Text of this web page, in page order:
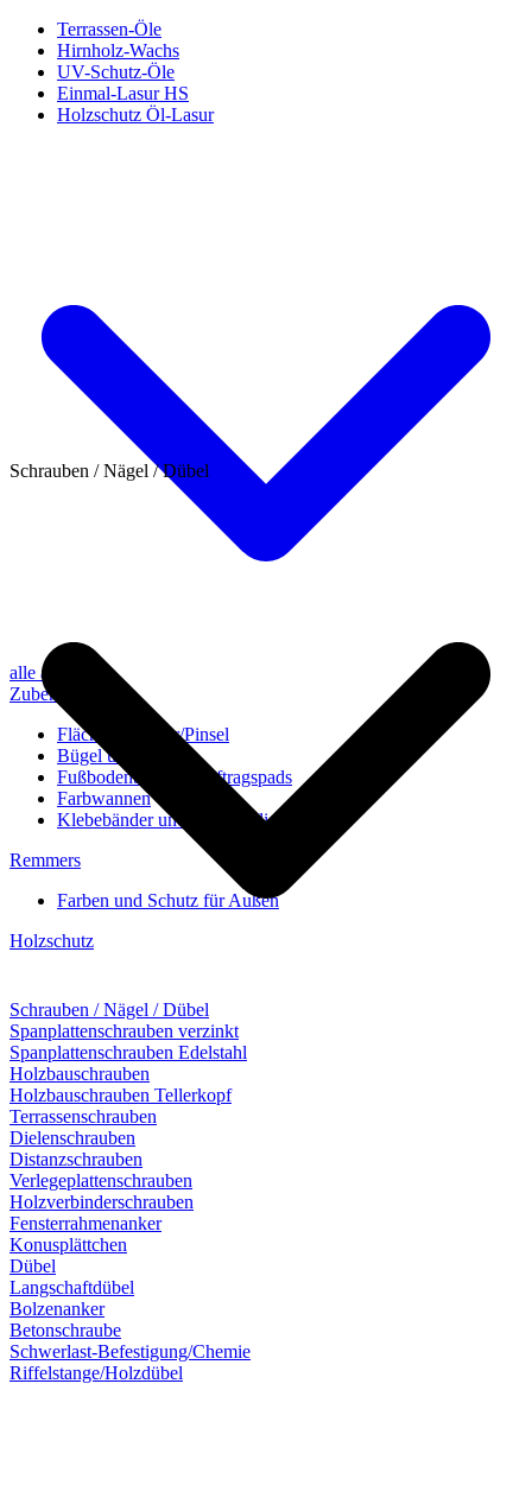
Terrassen-Öle
Hirnholz-Wachs
UV-Schutz-Öle
Einmal-Lasur HS
Holzschutz Öl-Lasur
alle anzeigen
Zubehör
Flächenstreicher/Pinsel
Bügel und Rollen
Fußbodenbürsten/Auftragspads
Farbwannen
Klebebänder und Abdeckvlies
Remmers
Farben und Schutz für Außen
Holzschutz
Schrauben / Nägel / Dübel
Schrauben / Nägel / Dübel
Spanplattenschrauben verzinkt
Spanplattenschrauben Edelstahl
Holzbauschrauben
Holzbauschrauben Tellerkopf
Terrassenschrauben
Dielenschrauben
Distanzschrauben
Verlegeplattenschrauben
Holzverbinderschrauben
Fensterrahmenanker
Konusplättchen
Dübel
Langschaftdübel
Bolzenanker
Betonschraube
Schwerlast-Befestigung/Chemie
Riffelstange/Holzdübel